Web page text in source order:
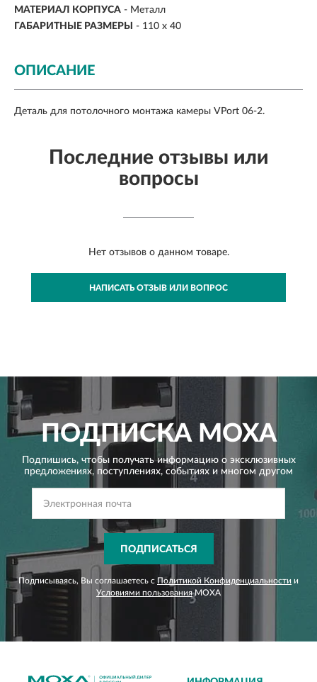
МАТЕРИАЛ КОРПУСА - Металл
ГАБАРИТНЫЕ РАЗМЕРЫ
- 110 x 40
ОПИСАНИЕ
Деталь для потолочного монтажа камеры VPort 06-2.
Последние отзывы или
вопросы
Нет отзывов о данном товаре.
НАПИСАТЬ ОТЗЫВ ИЛИ ВОПРОС
ПОДПИСКАMOXA
Подпишись, чтобы получать информацию о эксклюзивных
предложениях, поступлениях, событиях и многом другом
ПОДПИСАТЬСЯ
Подписываясь, Вы соглашаетесь с Политикой Конфиденциальности и
Условиями пользованияMOXA